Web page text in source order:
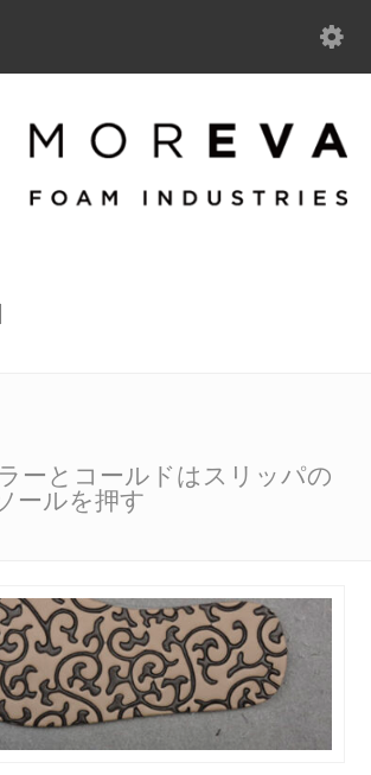
ーとコールドはスリッパの
ールを押す